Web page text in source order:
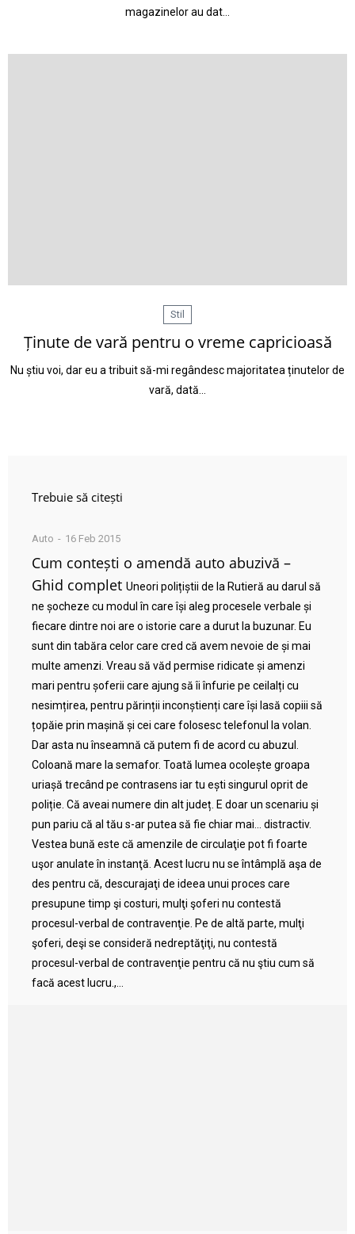
magazinelor au dat…
Stil
Ținute de vară pentru o vreme capricioasă
Nu știu voi, dar eu a tribuit să-mi regândesc majoritatea ținutelor de
vară, dată…
Trebuie să citești
Auto 16 Feb 2015
Cum contești o amendă auto abuzivă –
Ghid complet Uneori polițiștii de la Rutieră au darul să
ne șocheze cu modul în care își aleg procesele verbale și
fiecare dintre noi are o istorie care a durut la buzunar. Eu
sunt din tabăra celor care cred că avem nevoie de și mai
multe amenzi. Vreau să văd permise ridicate și amenzi
mari pentru șoferii care ajung să îi înfurie pe ceilalți cu
nesimțirea, pentru părinții inconștienți care își lasă copiii să
țopăie prin mașină și cei care folosesc telefonul la volan.
Dar asta nu înseamnă că putem fi de acord cu abuzul.
Coloană mare la semafor. Toată lumea ocolește groapa
uriașă trecând pe contrasens iar tu ești singurul oprit de
poliție. Că aveai numere din alt județ. E doar un scenariu și
pun pariu că al tău s-ar putea să fie chiar mai… distractiv.
Vestea bună este că amenzile de circulaţie pot fi foarte
uşor anulate în instanţă. Acest lucru nu se întâmplă aşa de
des pentru că, descurajaţi de ideea unui proces care
presupune timp şi costuri, mulţi şoferi nu contestă
procesul-verbal de contravenţie. Pe de altă parte, mulţi
şoferi, deşi se consideră nedreptăţiţi, nu contestă
procesul-verbal de contravenţie pentru că nu ştiu cum să
facă acest lucru.,...